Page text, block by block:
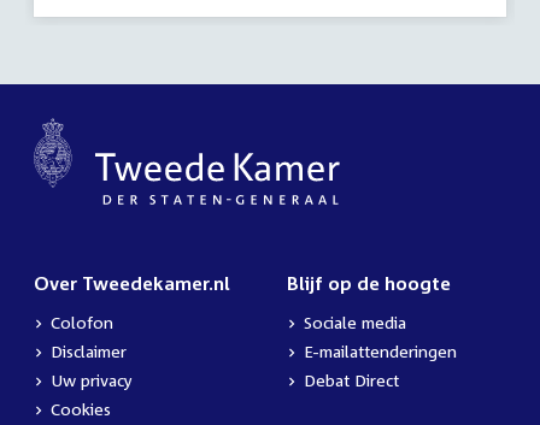
Over Tweedekamer.nl
Colofon
Disclaimer
Uw privacy
Cookies
Blijf op de hoogte
Sociale media
E-mailattenderingen
Debat Direct